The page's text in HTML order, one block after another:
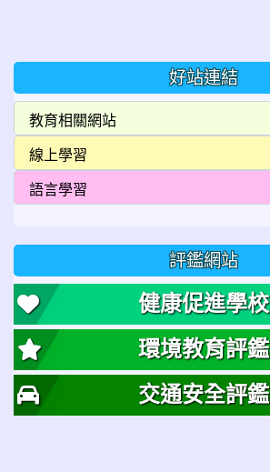
好站連結
評鑑網站
健康促進學校
環境教育評鑑
交通安全評鑑